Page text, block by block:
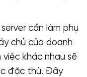
cần làm phụ
chủ của doanh
khác nhau sẽ
đặc thù. Đây